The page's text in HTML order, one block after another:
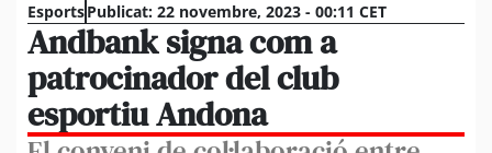
EsportsPublicat: 22 novembre, 2023 - 00:11 CET
Andbank signa com a
patrocinador del club
esportiu Andona